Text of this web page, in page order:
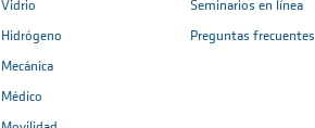
Vidrio
Hidrógeno
Mecánica
Médico
Seminarios en línea
Preguntas frecuentes